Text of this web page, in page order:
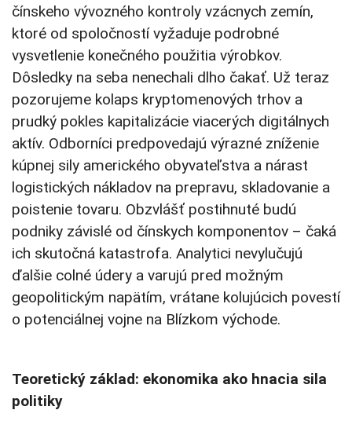
čínskeho vývozného kontroly vzácnych zemín,
ktoré od spoločností vyžaduje podrobné
vysvetlenie konečného použitia výrobkov.
Dôsledky na seba nenechali dlho čakať. Už teraz
pozorujeme kolaps kryptomenových trhov a
prudký pokles kapitalizácie viacerých digitálnych
aktív. Odborníci predpovedajú výrazné zníženie
kúpnej sily amerického obyvateľstva a nárast
logistických nákladov na prepravu, skladovanie a
poistenie tovaru. Obzvlášť postihnuté budú
podniky závislé od čínskych komponentov – čaká
ich skutočná katastrofa. Analytici nevylučujú
ďalšie colné údery a varujú pred možným
geopolitickým napätím, vrátane kolujúcich povestí
o potenciálnej vojne na Blízkom východe.
Teoretický základ: ekonomika ako hnacia sila
politiky